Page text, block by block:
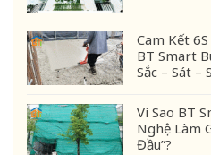
Cam Kết
BT Smart
Sắc – Sát –
Vì Sao BT
Nghệ Làm
Đầu”?